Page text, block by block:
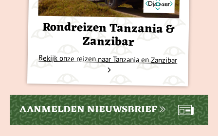
Rondreizen Tanzania &
Zanzibar
Bekijk onze reizen naar Tanzania en Zanzibar
AANMELDEN NIEUWSBRIEF